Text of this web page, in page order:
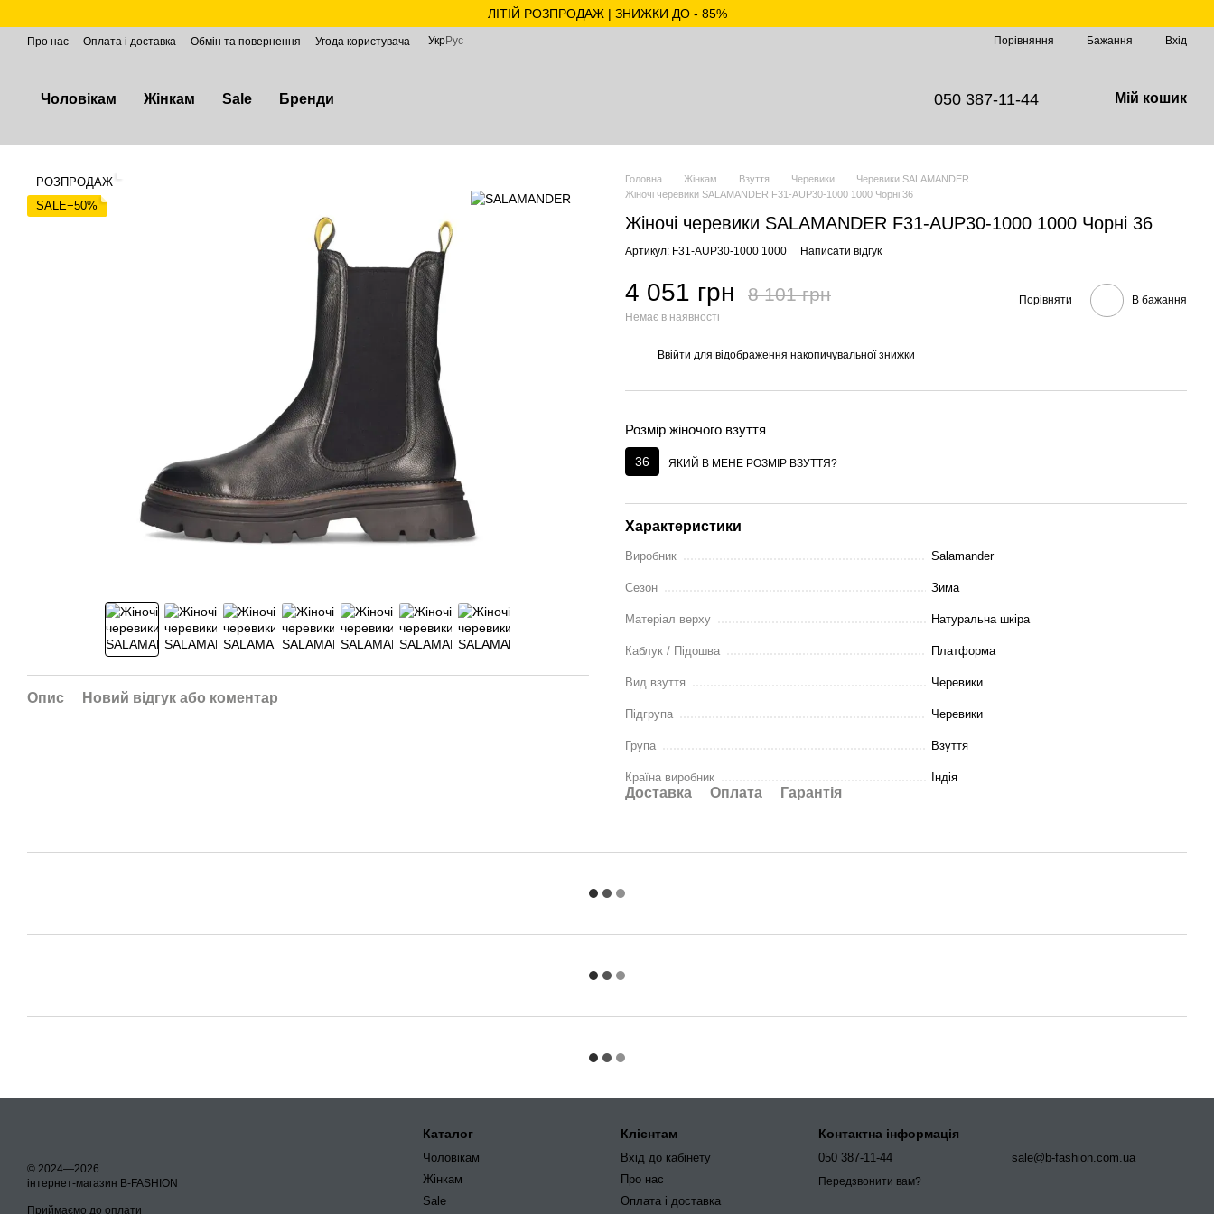
ЛІТІЙ РОЗПРОДАЖ | ЗНИЖКИ ДО - 85%
Про нас Оплата і доставка Обмін та повернення Угода користувача УкрРус Порівняння Бажання Вхід
Чоловікам Жінкам Sale Бренди 050 387-11-44 Мій кошик
РОЗПРОДАЖ
SALE−50%
Опис Новий відгук або коментар
Головна Жінкам Взуття Черевики
Черевики SALAMANDER
Жіночі черевики SALAMANDER F31-AUP30-1000 1000 Чорні 36
Жіночі черевики SALAMANDER F31-AUP30-1000 1000 Чорні 36
Артикул: F31-AUP30-1000 1000 Написати відгук
4 051 грн 8 101 грн
Немає в наявності
Порівняти В бажання
Ввійти для відображення накопичувальної знижки
Розмір жіночого взуття
36 ЯКИЙ В МЕНЕ РОЗМІР ВЗУТТЯ?
Характеристики
Виробник Salamander
Сезон Зима
Матеріал верху Натуральна шкіра
Каблук / Підошва Платформа
Вид взуття Черевики
Підгрупа Черевики
Група Взуття
Країна виробник Індія
Доставка Оплата Гарантія
© 2024—2026
інтернет-магазин B-FASHION
Приймаємо до оплати
Каталог
Чоловікам
Жінкам
Sale
Клієнтам
Вхід до кабінету
Про нас
Оплата і доставка
Контактна інформація
050 387-11-44
Передзвонити вам?
sale@b-fashion.com.ua